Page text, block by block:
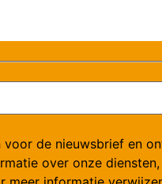
voor de nieuwsbrief en
over onze